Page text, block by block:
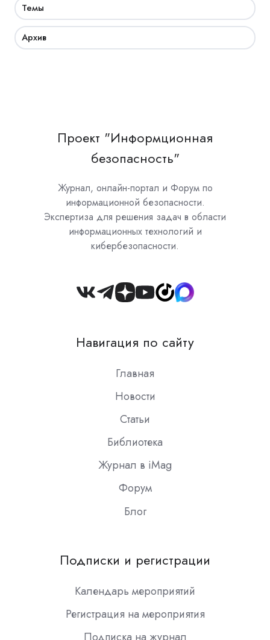
Темы
Архив
Проект "Информционная
безопасность"
Журнал, онлайн-портал и Форум по
информационной безопасности.
Экспертиза для решения задач в области
информационных технологий и
кибербезопасности.
Join
Slack
Навигация по сайту
Главная
Новости
Статьи
Библиотека
Журнал в iMag
Форум
Блог
Подписки и регистрации
Календарь мероприятий
Регистрация на мероприятия
Подписка на журнал